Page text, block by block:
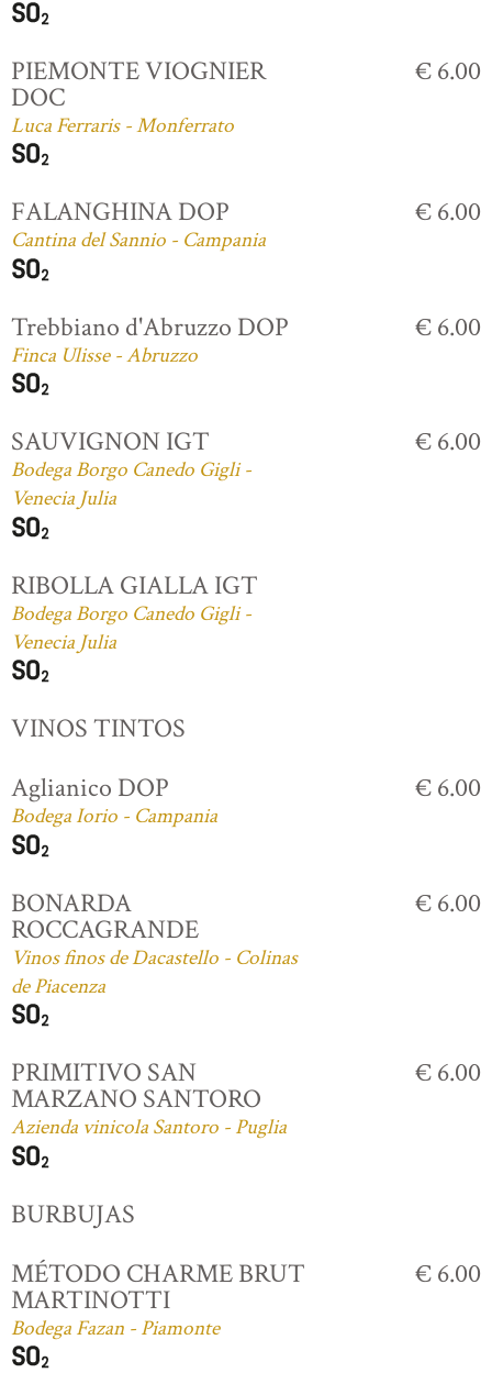
PIEMONTE VIOGNIER
DOC
Luca Ferraris - Monferrato
€ 6.00
FALANGHINA DOP
Cantina del Sannio - Campania
€ 6.00
Trebbiano d'Abruzzo DOP
Finca Ulisse - Abruzzo
€ 6.00
SAUVIGNON IGT
Bodega Borgo Canedo Gigli -
Venecia Julia
€ 6.00
RIBOLLA GIALLA IGT
Bodega Borgo Canedo Gigli -
Venecia Julia
VINOS TINTOS
Aglianico DOP
Bodega Iorio - Campania
€ 6.00
BONARDA
ROCCAGRANDE
Vinos finos de Dacastello - Colinas
de Piacenza
€ 6.00
PRIMITIVO SAN
MARZANO SANTORO
Azienda vinicola Santoro - Puglia
€ 6.00
BURBUJAS
MÉTODO CHARME BRUT
MARTINOTTI
Bodega Fazan - Piamonte
€ 6.00